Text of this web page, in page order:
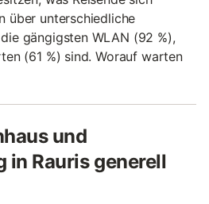
über unterschiedliche
gängigsten WLAN (92 %),
(61 %) sind. Worauf warten
und
in Rauris generell